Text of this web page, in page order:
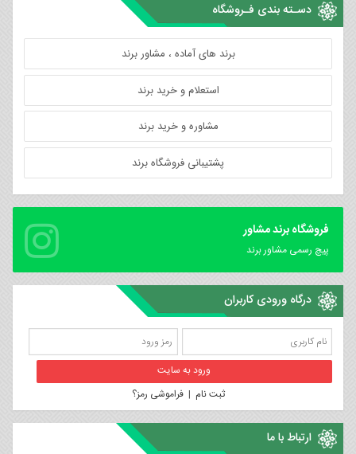
دسـته بندی فـروشگاه
برند های آماده ، مشاور برند
استعلام و خرید برند
مشاوره و خرید برند
پشتیبانی فروشگاه برند
فروشگاه برند مشاور
پیچ رسمی مشاور برند
درگاه ورودی کاربران
ثبت نام |فراموشی رمز؟
ارتباط با ما